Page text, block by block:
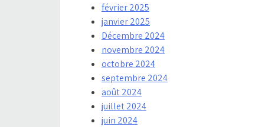
février 2025
janvier 2025
Décembre 2024
novembre 2024
octobre 2024
septembre 2024
août 2024
juillet 2024
juin 2024